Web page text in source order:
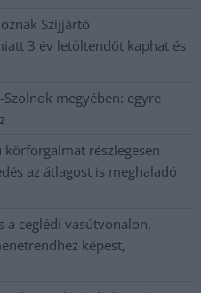
Szijjártó
3 év letöltendőt kaphat és
Szolnok megyében: egyre
részlegesen
az átlagost is meghaladó
a ceglédi vasútvonalon,
képest,